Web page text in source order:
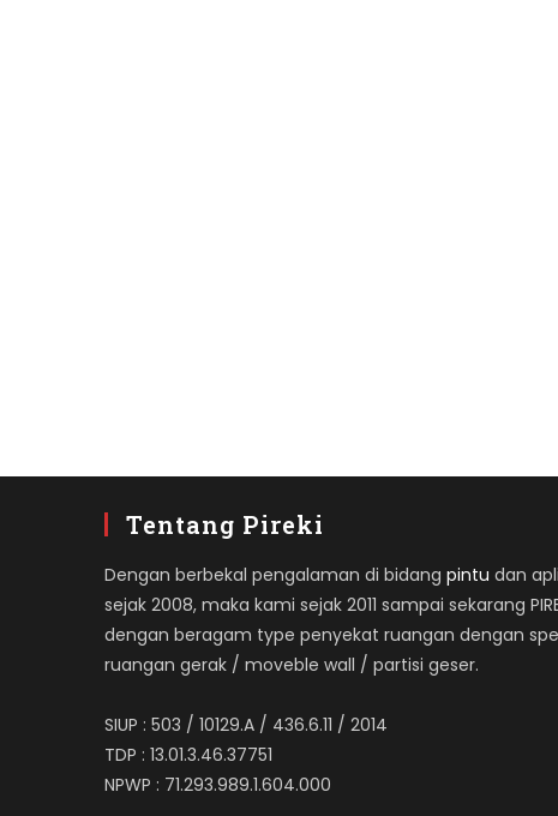
Tentang Pireki
Dengan berbekal pengalaman di bidang pintu dan
sejak 2008, maka kami sejak 2011 sampai sekarang
dengan beragam type penyekat ruangan dengan
ruangan gerak / moveble wall / partisi geser.
SIUP : 503 / 10129.A / 436.6.11 / 2014
TDP : 13.01.3.46.37751
NPWP : 71.293.989.1.604.000